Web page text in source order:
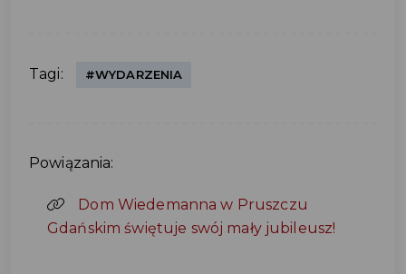
Tagi: #WYDARZENIA
Powiązania:
Dom Wiedemanna w Pruszczu
Gdańskim świętuje swój mały jubileusz!